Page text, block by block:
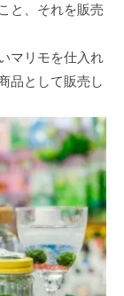
と、それを販売
マリモを仕入れ
品として販売し